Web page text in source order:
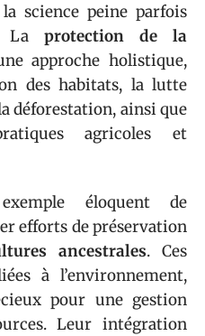
science peine parfois
La protection de la
approche holistique,
des habitats, la lutte
déforestation, ainsi que
agricoles et
éloquent de
efforts de préservation
ancestrales. Ces
à l’environnement,
pour une gestion
Leur intégration